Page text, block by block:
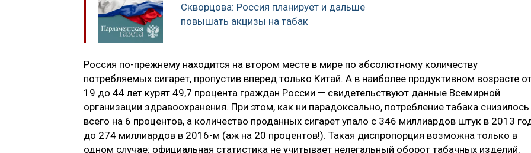
Скворцова: Россия планирует и дальше
повышать акцизы на табак
Россия по-прежнему находится на втором месте в мире по абсолютному количеству
потребляемых сигарет, пропустив вперед только Китай. А в наиболее продуктивном возрасте
19 до 44 лет курят 49,7 процента граждан России — свидетельствуют данные Всемирной
организации здравоохранения. При этом, как ни парадоксально, потребление табака снизилось
всего на 6 процентов, а количество проданных сигарет упало с 346 миллиардов штук в 2013
до 274 миллиардов в 2016-м (аж на 20 процентов!). Такая диспропорция возможна только в
одном случае: официальная статистика не учитывает нелегальный оборот табачных изделий,